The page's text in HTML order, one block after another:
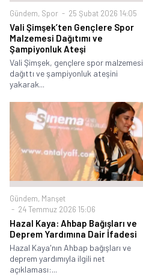
Gündem, Spor 25 Şubat 2026 14:05
Vali Şimşek’ten Gençlere Spor
Malzemesi Dağıtımı ve
Şampiyonluk Ateşi
Vali Şimşek, gençlere spor malzemesi
dağıttı ve şampiyonluk ateşini
yakarak...
Gündem, Manşet
24 Temmuz 2026 15:06
Hazal Kaya: Ahbap Bağışları ve
Deprem Yardımına Dair İfadesi
Hazal Kaya'nın Ahbap bağışları ve
deprem yardımıyla ilgili net
açıklaması:...